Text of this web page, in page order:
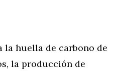
la huella de carbono de
la producción de